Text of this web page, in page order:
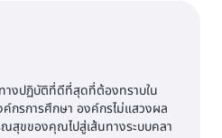
างปฏิบัติที่ดีที่สุดที่ต้องทราบใน
กรการศึกษา องค์กรไม่แสวงผล
ณสุขของคุณไปสู่เส้นทางระบบคลา